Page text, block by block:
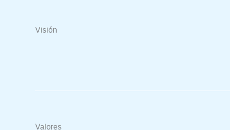
Visión
Valores